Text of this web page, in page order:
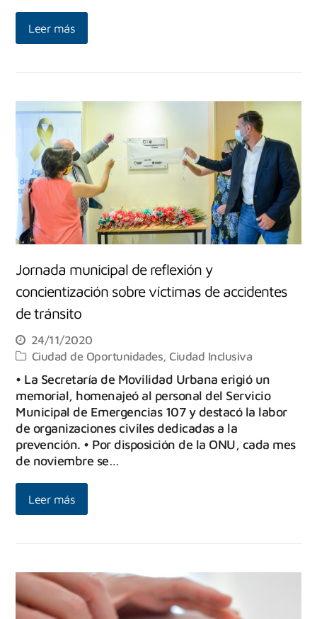
Leer más
Jornada municipal de reflexión y
concientización sobre víctimas de accidentes
de tránsito
24/11/2020
Ciudad de Oportunidades ,Ciudad Inclusiva
• La Secretaría de Movilidad Urbana erigió un
memorial, homenajeó al personal del Servicio
Municipal de Emergencias 107 y destacó la labor
de organizaciones civiles dedicadas a la
prevención. • Por disposición de la ONU, cada mes
de noviembre se…
Leer más